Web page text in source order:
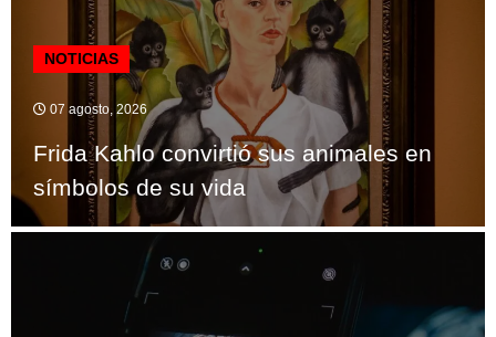
NOTICIAS
07 agosto, 2026
Frida Kahlo convirtió sus animales en
símbolos de su vida